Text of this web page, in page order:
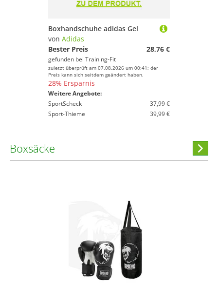
Boxhandschuhe adidas Gel
von Adidas
Bester Preis
28,76 €
gefunden bei Training-Fit
zuletzt überprüft am 07.08.2026 um 00:41; der
Preis kann sich seitdem geändert haben.
28% Ersparnis
Weitere Angebote:
SportScheck
37,99 €
Sport-Thieme
39,99 €
Boxsäcke